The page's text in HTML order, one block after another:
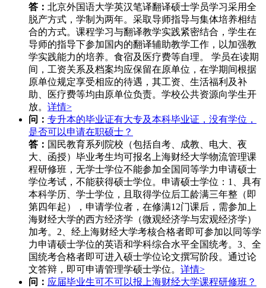
答： 北京外国语大学英汉笔译翻译硕士学员学习采用全
脱产方式，学制为两年。采取导师指导与集体培养相结
合的方式。课程学习与翻译教学实践紧密结合，学生在
导师的指导下参加国内的翻译辅助教学工作，以加强教
学实践能力的培养。食宿及医疗费等自理。 学员在读期
间，工资关系及档案均应保留在原单位，在学期间根据
原单位规定享受相应的待遇，其工资、生活福利及补
助、医疗费等均由原单位负责。学校公共资源向学生开
放。 详情>
问： 专升本的毕业证有大专及本科毕业证，没有学位，
是否可以申请在职硕士？
答： 国民教育系列院校（包括自考、成教、电大、夜
大、函授）毕业考生均可报名上海财经大学物流管理课
程研修班，无学士学位不能参加全国同等学力申请硕士
学位考试，不能获得硕士学位。申请硕士学位：1、具有
本科学历、学士学位，且取得学位后工龄满三年整（即
第四年起），申请学位者，在修满12门课后，需参加上
海财经大学的西方经济学（微观经济学与宏观经济学）
加考。2、经上海财经大学考核合格者即可参加以同等学
力申请硕士学位的英语和学科综合水平全国统考。3、全
国统考合格者即可进入硕士学位论文撰写阶段。通过论
文答辩，即可申请管理学硕士学位。 详情>
问： 应届毕业生可不可以报上海财经大学课程研修班？